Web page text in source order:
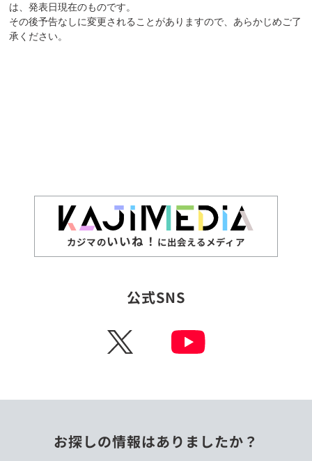
は、発表日現在のものです。
その後予告なしに変更されることがありますので、あらかじめご了
承ください。
カジマのいいね！ に出会えるメディア
公式SNS
X
お探しの情報はありましたか？